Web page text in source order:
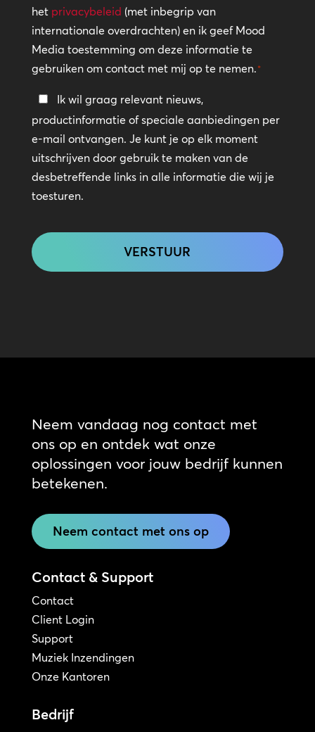
het privacybeleid (met inbegrip van
internationale overdrachten) en ik geef Mood
Media toestemming om deze informatie te
gebruiken om contact met mij op te nemen.*
Blijf
in
contact
Ik wil graag relevant nieuws,
productinformatie of speciale aanbiedingen per
e-mail ontvangen. Je kunt je op elk moment
uitschrijven door gebruik te maken van de
desbetreffende links in alle informatie die wij je
toesturen.
Neem vandaag nog contact met
ons op en ontdek wat onze
oplossingen voor jouw bedrijf kunnen
betekenen.
Neem contact met ons op
Contact & Support
Contact
Client Login
Support
Muziek Inzendingen
Onze Kantoren
Bedrijf